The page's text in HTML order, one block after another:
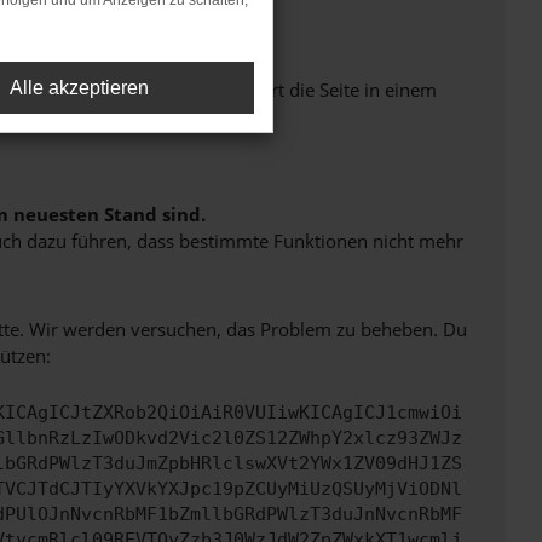
Seiten verhindern. Funktioniert die Seite in einem
neuesten Stand sind.
dazu führen, dass bestimmte Funktionen nicht mehr
Wir werden versuchen, das Problem zu beheben. Du
Alle akzeptieren